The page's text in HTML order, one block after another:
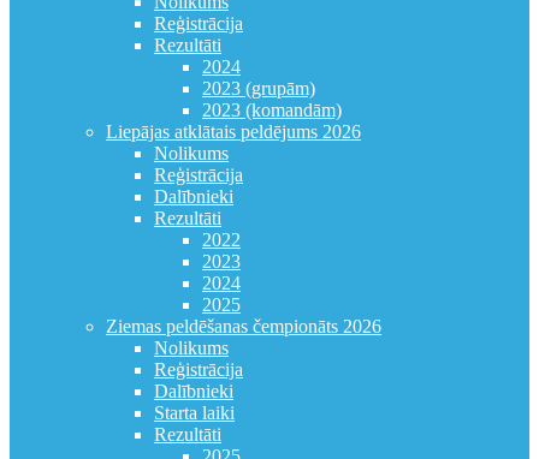
Reģistrācija
Rezultāti
2024
2023 (grupām)
2023 (komandām)
Liepājas atklātais peldējums 2026
Nolikums
Reģistrācija
Dalībnieki
Rezultāti
2022
2023
2024
2025
Ziemas peldēšanas čempionāts 2026
Nolikums
Reģistrācija
Dalībnieki
Starta laiki
Rezultāti